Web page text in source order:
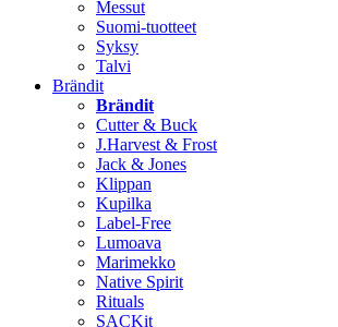
Messut
Suomi-tuotteet
Syksy
Talvi
Brändit
Brändit
Cutter & Buck
J.Harvest & Frost
Jack & Jones
Klippan
Kupilka
Label-Free
Lumoava
Marimekko
Native Spirit
Rituals
SACKit